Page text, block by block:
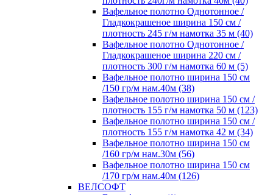
Вафельное полотно Однотонное /
Гладкокрашеное ширина 150 см /
плотность 245 г/м намотка 35 м (40)
Вафельное полотно Однотонное /
Гладкокрашеное ширина 220 см /
плотность 300 г/м намотка 60 м (5)
Вафельное полотно ширина 150 см
/150 гр/м нам.40м (38)
Вафельное полотно ширина 150 см /
плотность 155 г/м намотка 50 м (123)
Вафельное полотно ширина 150 см /
плотность 155 г/м намотка 42 м (34)
Вафельное полотно ширина 150 см
/160 гр/м нам.30м (56)
Вафельное полотно ширина 150 см
/170 гр/м нам.40м (126)
ВЕЛСОФТ